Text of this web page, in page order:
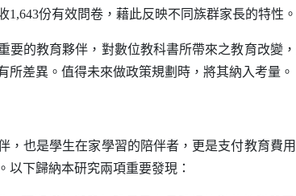
1,643份有效問卷，藉此反映不同族群家長的特性。
的教育夥伴，對數位教科書所帶來之教育改變
所差異。值得未來做政策規劃時，將其納入考量。
也是學生在家學習的陪伴者，更是支付教育費
以下歸納本研究兩項重要發現：